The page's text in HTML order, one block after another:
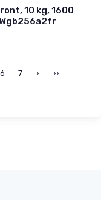
10 kg, 1600
6 7 › ››